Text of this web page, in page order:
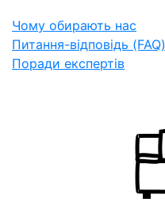
Чому обирають нас
Питання-відповідь (FAQ)
Поради експертів